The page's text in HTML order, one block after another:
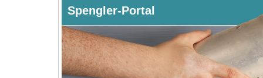
Spengler-Portal